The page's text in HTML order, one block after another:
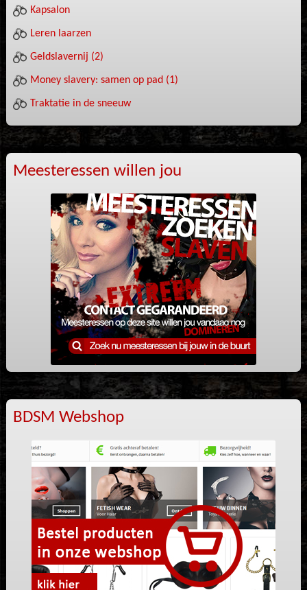
Kapsalon
Leren laarzen
Geldslavernij (2)
Money slavery: samen op pad (1)
Traktatie in de sneeuw
Meesteressen willen jou
BDSM Webshop